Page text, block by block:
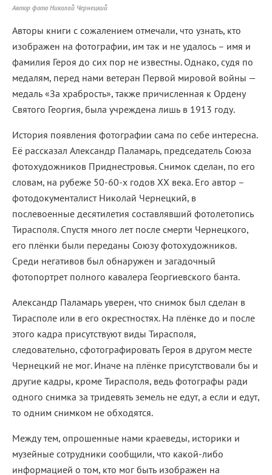
Автор фото Николай Чернецкий
Авторы книги с сожалением отмечали, что узнать, кто
изображен на фотографии, им так и не удалось – имя и
фамилия Героя до сих пор не известны. Однако, судя по
медалям, перед нами ветеран Первой мировой войны —
медаль «За храбрость», также причисленная к Ордену
Святого Георгия, была учреждена лишь в 1913 году.
История появления фотографии сама по себе интересна.
Её рассказал Александр Паламарь, председатель Союза
фотохудожников Приднестровья. Снимок сделан, по его
словам, на рубеже 50-60-х годов XX века. Его автор –
фотодокументалист Николай Чернецкий, в
послевоенные десятилетия составлявший фотолетопись
Тирасполя. Спустя много лет после смерти Чернецкого,
его плёнки были переданы Союзу фотохудожников.
Среди негативов был обнаружен и загадочный
фотопортрет полного кавалера Георгиевского банта.
Александр Паламарь уверен, что снимок был сделан в
Тирасполе или в его окрестностях. На плёнке до и после
этого кадра присутствуют виды Тирасполя,
следовательно, сфотографировать Героя в другом месте
Чернецкий не мог. Иначе на плёнке присутствовали бы и
другие кадры, кроме Тирасполя, ведь фотографы ради
одного снимка за тридевять земель не едут, а если и едут,
то одним снимком не обходятся.
Между тем, опрошенные нами краеведы, историки и
музейные сотрудники сообщили, что какой-либо
информацией о том, кто мог быть изображен на